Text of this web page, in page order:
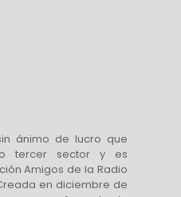
ánimo de lucro que
tercer sector y es
Amigos de la Radio
en diciembre de